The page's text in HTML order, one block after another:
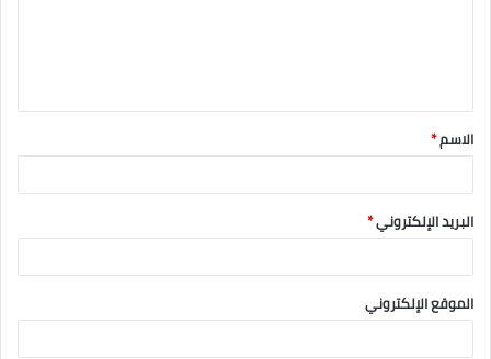
ق
*
الاسم*
البريد الإلكتروني*
الموقع الإلكتروني